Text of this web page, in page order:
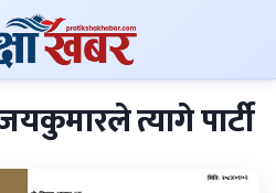
त्यागे पार्टी